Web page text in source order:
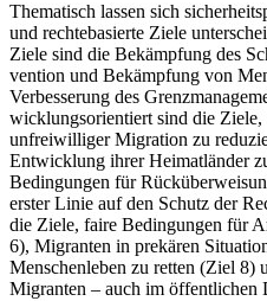
Thematisch lassen sich
und rechtebasierte Ziele
Ziele sind die Bekämpfung des
ven­tion und Bekämpfung von
Verbesserung des
wicklungsorientiert sind die
unfreiwilliger Migration zu
Ent­wicklung ihrer Heimatländer
Bedingungen für
erster Linie auf den Schutz der
die Ziele, faire Be­dingungen für
6), Migranten in prekären Situatio­
Menschenleben zu retten (Ziel 8)
Migranten – auch im öffentlichen